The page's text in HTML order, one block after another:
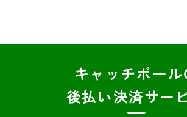
キャッチボール
後払い決済サー